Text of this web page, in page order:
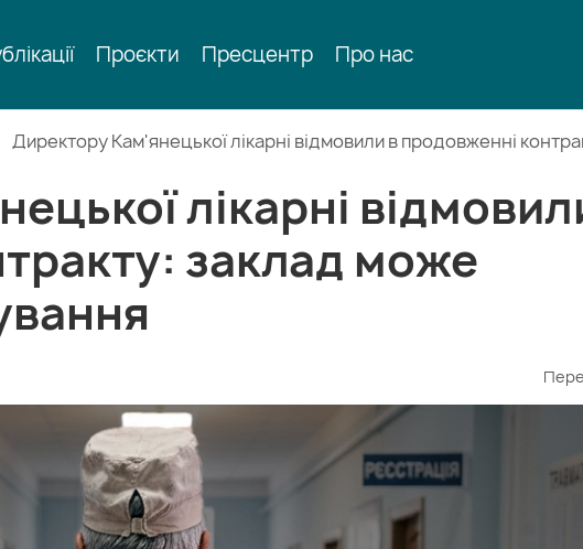
Проєкти Пресцентр Про нас
Директору Кам'янецької лікарні відмовили в продовженні
лікарні
заклад може